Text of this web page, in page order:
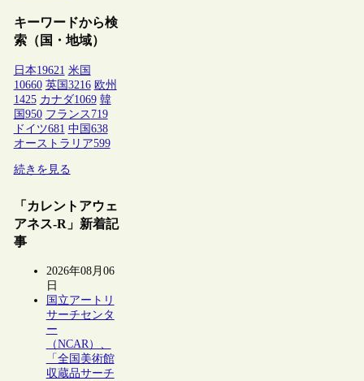
キーワードから検
索（国・地域）
日本19621 米国
10660 英国 3216 欧州
1425 カナダ1069 韓
国 950 フランス 719
ドイツ681 中国 638
オーストラリア599
続きを見る
「カレントアウェ
アネス-R」新着記
事
2026年08月06
日
国立アートリ
サーチセンタ
ー
（NCAR）、
「全国美術館
収蔵品サーチ